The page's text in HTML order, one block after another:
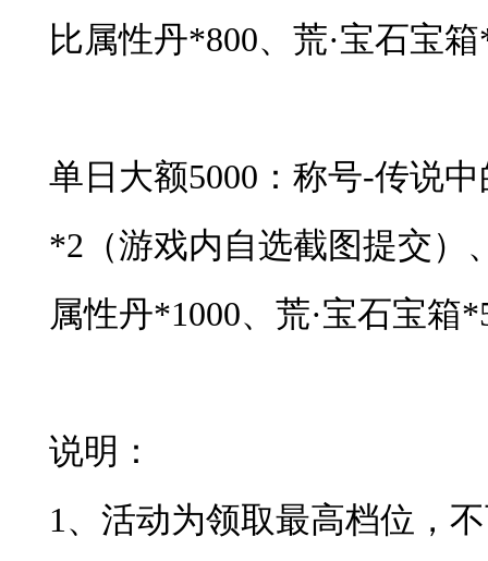
比属性丹*800、荒·宝石宝
单日大额5000：称号-传说
*2（游戏内自选截图提交）
属性丹*1000、荒·宝石宝箱
说明：
1、活动为领取最高档位，